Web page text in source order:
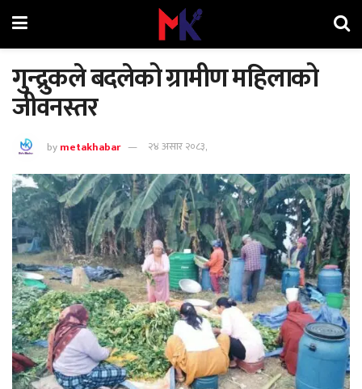
गुन्द्रुकले बदलेको ग्रामीण महिलाको
जीवनस्तर
bymetakhabar २४ असार २०८३,